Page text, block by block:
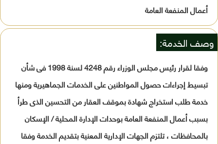
أعمال المنفعة العامة
وصف الخدمة:
وفقا لقرار رئيس مجلس الوزراء رقم 4248 لسنة 1998 فى شأن
تبسيط إجراءات حصول المواطنين على الخدمات الجماهيرية ومنها
خدمة طلب استخراج شهادة بموقف العقار من التحسين الذى طرأ
بسبب أعمال المنفعة العامة بوحدات الإدارة المحلية / الإسكان
بالمحافظات ، تلتزم الجهات الإدارية المعنية بتقديم الخدمة وفقا